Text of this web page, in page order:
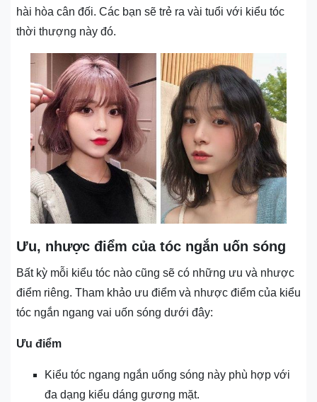
hài hòa cân đối. Các bạn sẽ trẻ ra vài tuổi với kiểu tóc
thời thượng này đó.
Ưu, nhược điểm của tóc ngắn uốn sóng
Bất kỳ mỗi kiểu tóc nào cũng sẽ có những ưu và nhược
điểm riêng. Tham khảo ưu điểm và nhược điểm của kiểu
tóc ngắn ngang vai uốn sóng dưới đây:
Ưu điểm
Kiểu tóc ngang ngắn uống sóng này phù hợp với
đa dạng kiểu dáng gương mặt.